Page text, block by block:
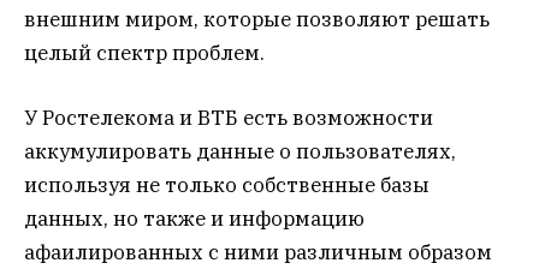
внешним миром, которые позволяют решать
целый спектр проблем.
У Ростелекома и ВТБ есть возможности
аккумулировать данные о пользователях,
используя не только собственные базы
данных, но также и информацию
афaилированных с ними различным образом